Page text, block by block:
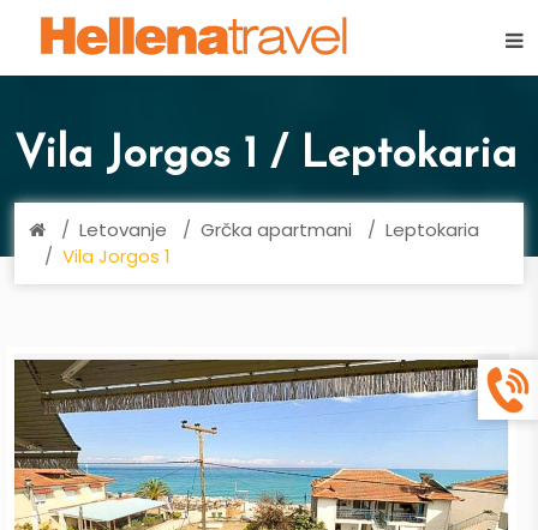
Vila Jorgos 1 / Leptokaria
Letovanje Grčka apartmani
Leptokaria
Vila Jorgos 1
×